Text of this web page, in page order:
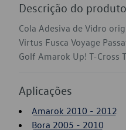
Descrição do produto
Cola Adesiva de Vidro
Virtus Fusca Voyage
Golf Amarok Up! T-Cross
Aplicações
Amarok 2010 - 2012
Bora 2005 - 2010